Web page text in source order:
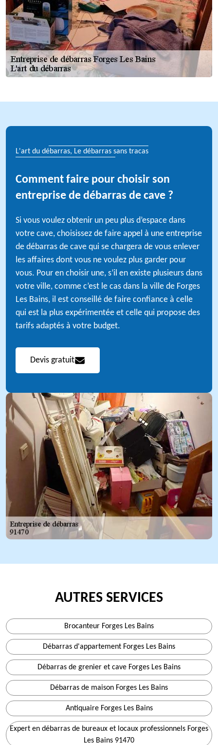
L'art du débarras, Le débarras sans tracas
Comment faire pour choisir son
entreprise de débarras de cave ?
Si vous voulez obtenir un peu plus d’espace dans
votre cave, choisissez de faire appel à une entreprise
de débarras de cave qui se chargera de vous enlever
les affaires dont vous ne voulez plus garder pour
vous. Pour en choisir une, s’il en existe plusieurs dans
votre ville, comme c’est le cas dans la ville de Forges
Les Bains, il est conseillé de faire confiance à celle
qui est la plus expérimentée et celle qui propose des
tarifs adaptés à votre budget.
Devis gratuit
AUTRES SERVICES
Brocanteur Forges Les Bains
Débarras d'appartement Forges Les Bains
Débarras de grenier et cave Forges Les Bains
Débarras de maison Forges Les Bains
Antiquaire Forges Les Bains
Expert en débarras de bureaux et locaux professionnels Forges
Les Bains 91470